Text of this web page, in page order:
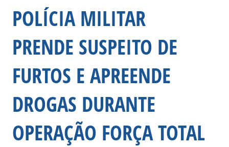
POLÍCIA MILITAR
PRENDE SUSPEITO DE
FURTOS E APREENDE
DROGAS DURANTE
OPERAÇÃO FORÇA TOTAL